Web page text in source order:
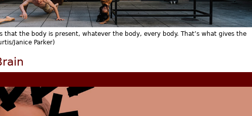
that the body is present, whatever the body, every body. That’s what gives the
Janice Parker)